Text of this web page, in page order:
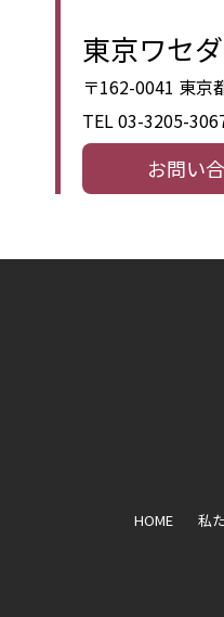
東京ワセ
〒162-0041 東京
TEL 03-3205-
お問い
HOME 私